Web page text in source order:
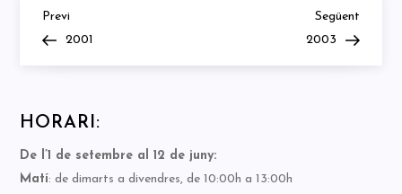
Navegació
d'entrades
Previous
Post
Previ
2001
Next
Post
Següent
2003
HORARI:
De l’1 de setembre al 12 de juny:
Matí: de dimarts a divendres, de 10:00h a 13:00h